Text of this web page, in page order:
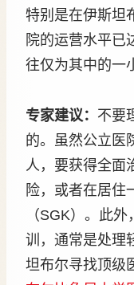
特别是在伊斯坦
院的运营水平已
往仅为其中的一
专家建议： 不要
的。虽然公立医
人，要获得全面
险，或者在居住
（SGK）。此
训，通常是处理
坦布尔寻找顶级